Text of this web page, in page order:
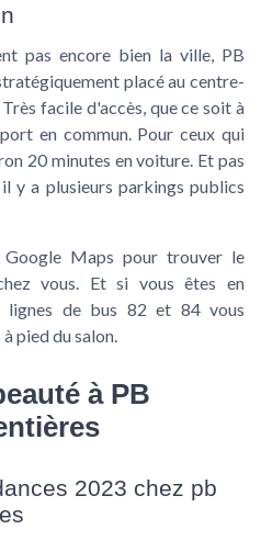
pas encore bien la ville, PB
placé au centre-
facile d'accès, que ce soit à
en commun. Pour ceux qui
20 minutes en voiture. Et pas
y a plusieurs parkings publics
Maps pour trouver le
vous. Et si vous êtes en
lignes de bus 82 et 84 vous
pied du salon.
à PB
2023 chez pb